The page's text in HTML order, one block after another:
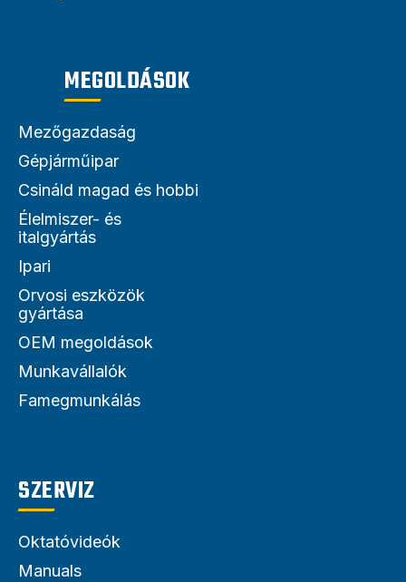
MEGOLDÁSOK
Mezőgazdaság
Gépjárműipar
Csináld magad és hobbi
Élelmiszer- és
italgyártás
Ipari
Orvosi eszközök
gyártása
OEM megoldások
Munkavállalók
Famegmunkálás
SZERVIZ
Oktatóvideók
Manuals